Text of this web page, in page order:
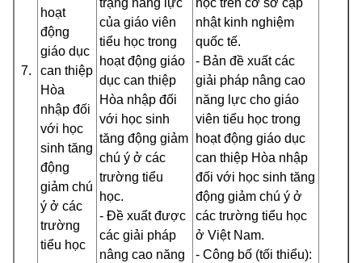
7.
hoạt
động
giáo dục
can thiệp
Hòa
nhập đối
với học
sinh tăng
động
giảm chú
ý ở các
trường
tiểu học
trạng năng lực
của giáo viên
tiểu học trong
hoạt động giáo
dục can thiệp
Hòa nhập đối
với học sinh
tăng động giảm
chú ý ở các
trường tiểu
học.
- Đề xuất được
các giải pháp
nâng cao năng
học trên cơ sở cập
nhật kinh nghiệm
quốc tế.
- Bản đề xuất các
giải pháp nâng cao
năng lực cho giáo
viên tiểu học trong
hoạt động giáo dục
can thiệp Hòa nhập
đối với học sinh tăng
động giảm chú ý ở
các trường tiểu học
ở Việt Nam.
- Công bố (tối thiểu):